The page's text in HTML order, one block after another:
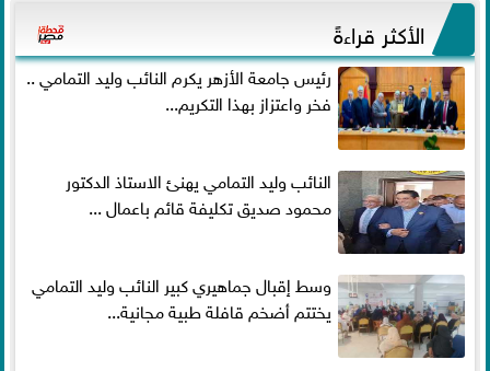
الأكثر قراءةً
رئيس جامعة الأزهر يكرم النائب وليد التمامي ..
فخر واعتزاز بهذا التكريم...
النائب وليد التمامي يهنئ الاستاذ الدكتور
محمود صديق تكليفة قائم باعمال ...
وسط إقبال جماهيري كبير النائب وليد التمامي
يختتم أضخم قافلة طبية مجانية...